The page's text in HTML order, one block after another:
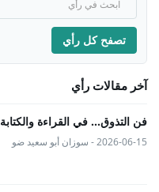
تصفح كل رأي
آخر مقالات رأي
فن التذوق... في القراءة
2026-06-15 - سوزان أبو سعيد ضو